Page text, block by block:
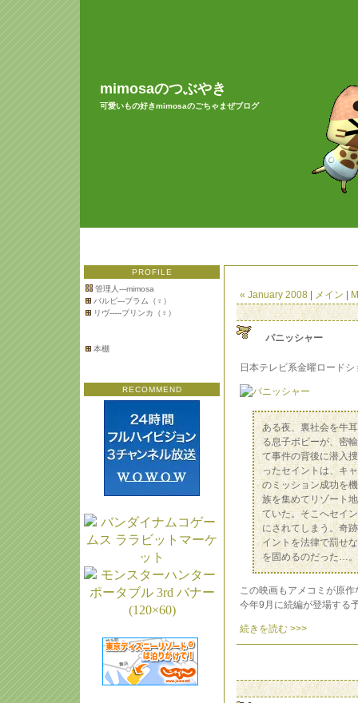
mimosaのつぶやき
可愛いもの好きmimosaのごちゃまぜブログ
PROFILE
管理人---mimosa
バルビ---プラム（♀）
リヴ-----プリンカ（♀）
本棚
RECOMMEND
« January 2008 メイン
パニッシャー
日本テレビ系金曜ロードシ
ある夜、裏社会を牛
る息子ボビーが、密
て事件の背後に潜入
ったセイントは、キ
のミッション成功を
族を集めてリゾート
ていた。そこへセイ
にされてしまう。奇
イントを法律で罰せ
を固めるのだった…。
この映画もアメコミが原
今年9月に続編が登場する
続きを読む >>>